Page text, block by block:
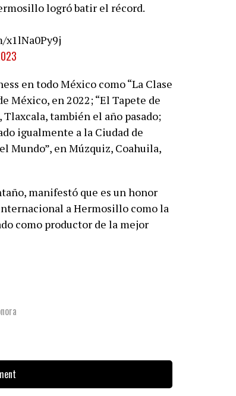
logró batir el récord.
x1lNa0Py9j
en todo México como “La Clase
México, en 2022; “El Tapete de
también el año pasado;
igualmente a la Ciudad de
Mundo”, en Múzquiz, Coahuila,
manifestó que es un honor
a Hermosillo como la
como productor de la mejor